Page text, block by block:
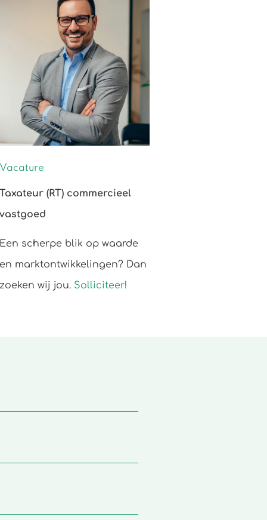
Vacature
Taxateur (RT) commercieel
vastgoed
Een scherpe blik op waarde
en marktontwikkelingen? Dan
zoeken wij jou. Solliciteer!